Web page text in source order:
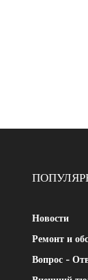
Новости
Ремонт и
Вопрос -